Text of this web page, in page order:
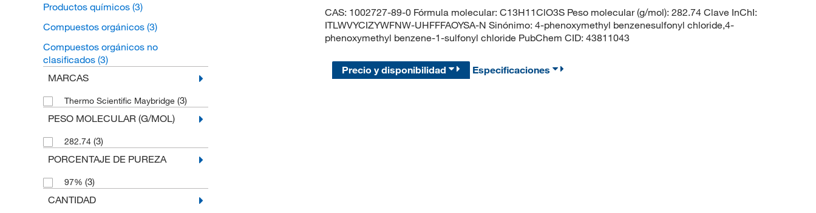
Productos químicos (3)
Compuestos orgánicos (3)
Compuestos orgánicos no
clasificados (3)
MARCAS
Thermo Scientific Maybridge (3)
PESO MOLECULAR (G/MOL)
282.74 (3)
PORCENTAJE DE PUREZA
97% (3)
CANTIDAD
CAS: 1002727-89-0 Fórmula molecular: C13H11ClO3S Peso molecular (g/mol): 282.74 Clave InChI:
ITLWVYCIZYWFNW-UHFFFAOYSA-N Sinónimo: 4-phenoxymethyl benzenesulfonyl chloride,4-
phenoxymethyl benzene-1-sulfonyl chloride PubChem CID: 43811043
Precio y disponibilidad Especificaciones